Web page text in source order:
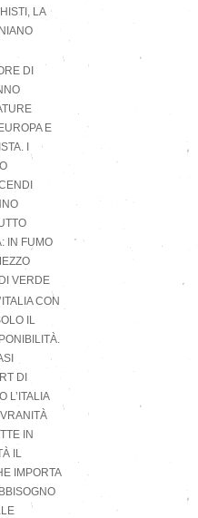
LA
DI
E
I
IN FUMO
VERDE
CON
IL
DI
L’ITALIA
IN
IL
IMPORTA